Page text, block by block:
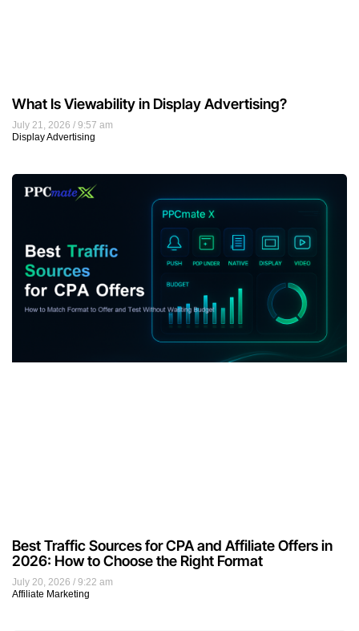
July 21, 2026
9:57 am
Display Advertising
What Is Viewability in Display Advertising?
July 20, 2026
9:22 am
Affiliate Marketing
Best Traffic Sources for CPA and Affiliate Offers in
2026: How to Choose the Right Format